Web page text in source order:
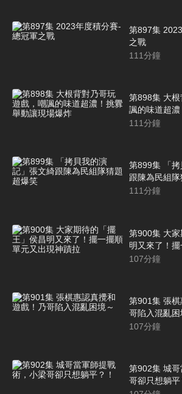
第897集
之戰
111分鐘
第898集 大
諷的味道超濃
炸
111分鐘
第899集 「
跟陳為民組
111分鐘
第900集 大
明又來了！擺
蹟拉
107分鐘
第901集 張
哥陷入混亂困
107分鐘
第902集 城
哥卻只想躺平